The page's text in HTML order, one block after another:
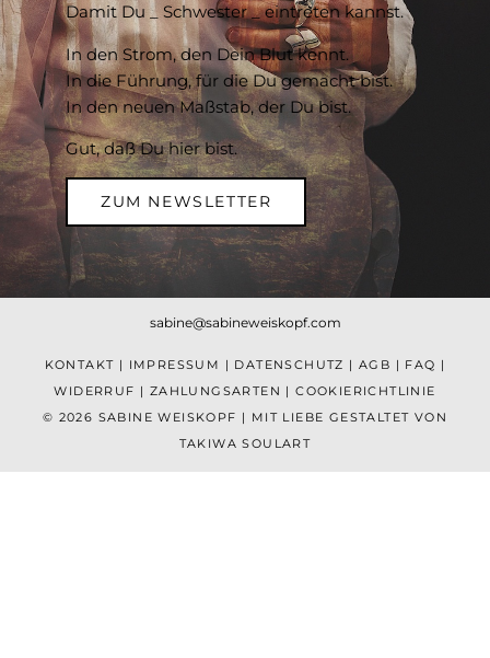
Damit Du _ Schwester _ eintreten kannst.
In den Strom, den Dein Blut kennt.
In die Führung, für die Du gemacht bist.
In den neuen Maßstab, der Du bist.
Gut, daß Du hier bist.
ZUM NEWSLETTER
sabine@sabineweiskopf.com
KONTAKT | IMPRESSUM | DATENSCHUTZ | AGB | FAQ |
WIDERRUF | ZAHLUNGSARTEN |COOKIERICHTLINIE
© 2026 SABINE WEISKOPF | MIT LIEBE GESTALTET VON
TAKIWA SOULART